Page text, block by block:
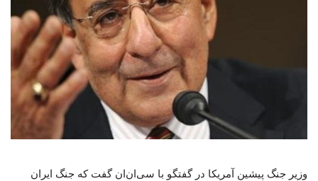
وزیر جنگ پیشین آمریکا در گفتگو با سی‌ان‌ان گفت که جنگ ایران